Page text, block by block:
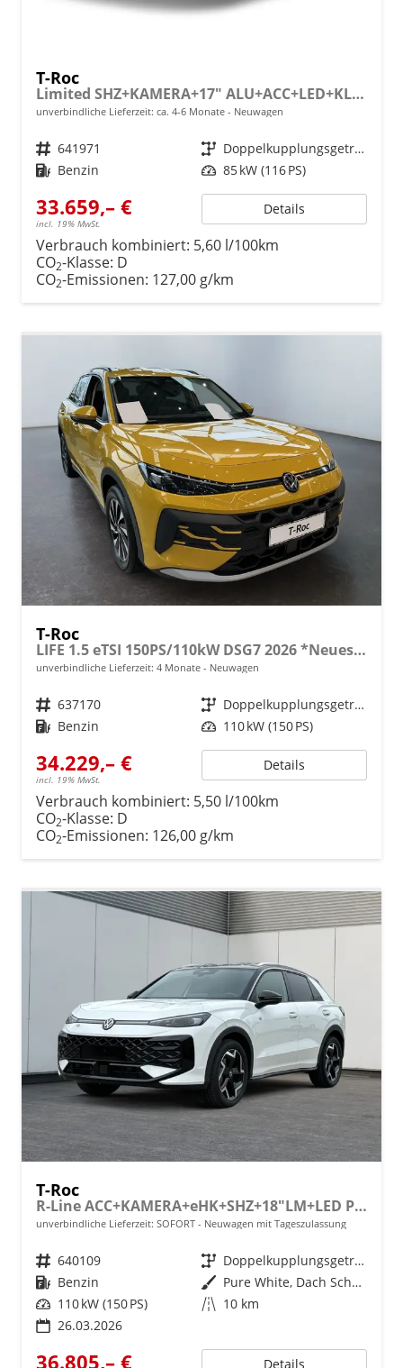
T-Roc
Limited SHZ+KAMERA+17" ALU+ACC+LED+KLIMA+PARK ASSIST
unverbindliche Lieferzeit: ca. 4-6 Monate Neuwagen
Fahrzeugnr. 641971 Getriebe
Doppelkupplungsgetriebe (DSG)
Kraftstoff Benzin Leistung 85 kW (116 PS)
33.659,– €
incl. 19% MwSt.
Details
Verbrauch kombiniert: 5,60 l/100km
CO2-Klasse: D
CO2-Emissionen: 127,00 g/km
T-Roc
LIFE 1.5 eTSI 150PS/110kW DSG7 2026 *Neues Modell*
unverbindliche Lieferzeit: 4 Monate Neuwagen
Fahrzeugnr. 637170 Getriebe
Doppelkupplungsgetriebe (DSG)
Kraftstoff Benzin Leistung 110 kW (150 PS)
34.229,– €
incl. 19% MwSt.
Details
Verbrauch kombiniert: 5,50 l/100km
CO2-Klasse: D
CO2-Emissionen: 126,00 g/km
T-Roc
R-Line ACC+KAMERA+eHK+SHZ+18"LM+LED PLUS
unverbindliche Lieferzeit: SOFORT Neuwagen mit Tageszulassung
Fahrzeugnr. 640109 Getriebe
Doppelkupplungsgetriebe (DSG)
Kraftstoff Benzin Außenfarbe
Pure White, Dach Schwarz
Leistung 110 kW (150 PS) Kilometerstand 10 km
26.03.2026
36.805,– € Details